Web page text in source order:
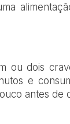
ou dois
e
antes de